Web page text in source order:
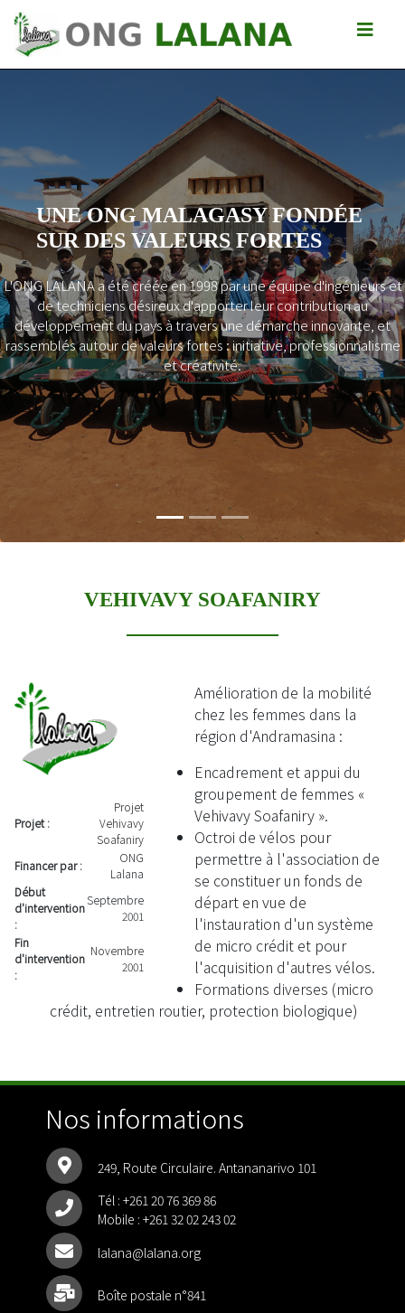
UNE ONG MALAGASY FONDÉE
SUR DES VALEURS FORTES
L'ONG LALANA a été créée en 1998 par une équipe d'ingénieurs et
de techniciens désireux d'apporter leur contribution au
développement du pays à travers une démarche innovante, et
rassemblés autour de valeurs fortes : initiative, professionnalisme
et créativité.
Previous Next
VEHIVAVY SOAFANIRY
Projet :
Projet
Vehivavy
Soafaniry
Financer par :
ONG
Lalana
Début
d'intervention
:
Septembre
2001
Fin
d'intervention
:
Novembre
2001
Amélioration de la mobilité
chez les femmes dans la
région d'Andramasina :
Encadrement et appui du
groupement de femmes «
Vehivavy Soafaniry ».
Octroi de vélos pour
permettre à l'association de
se constituer un fonds de
départ en vue de
l'instauration d'un système
de micro crédit et pour
l'acquisition d'autres vélos.
Formations diverses (micro
crédit, entretien routier, protection biologique)
Nos informations
249, Route Circulaire. Antananarivo 101
Tél : +261 20 76 369 86
Mobile : +261 32 02 243 02
lalana@lalana.org
Boîte postale n°841